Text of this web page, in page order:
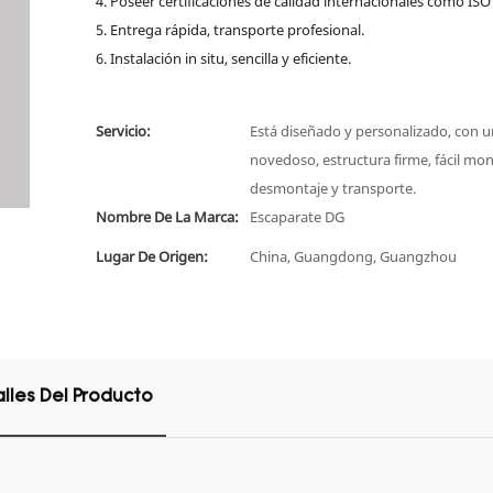
5. Entrega rápida, transporte profesional.
6. Instalación in situ, sencilla y eficiente.
Servicio:
Está diseñado y personalizado, con
novedoso, estructura firme, fácil
desmontaje y transporte.
Nombre De La Marca:
Escaparate DG
Lugar De Origen:
China, Guangdong, Guangzhou
Del Producto